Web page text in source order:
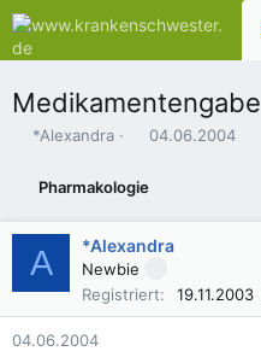
Medikamentengabe
E
e
l
*Alexandra
E
e
l
04.06.2004
Pharmakologie
A *Alexandra
Newbie
Registriert
19.11.2003
04.06.2004